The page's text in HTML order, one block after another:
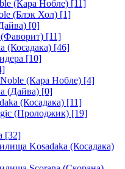
(Кара Нобле) [11]
(Блэк Хол) [1]
[0]
[11]
(Косадака) [46]
[10]
(Кара Нобле) [4]
(Дайва) [0]
(Косадака) [11]
(Пролоджик) [19]
[32]
Kosadaka (Косадака)